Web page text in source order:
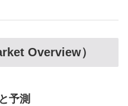
Overview）
予測